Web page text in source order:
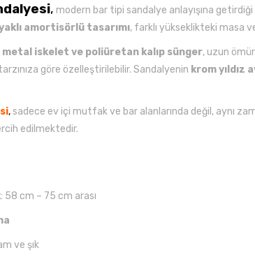
, modern bar tipi sandalye anlayışına
amortisörlü tasarımı, farklı yükseklikteki masa
metal iskelet ve poliüretan kalıp sünger, uzun
göre özelleştirilebilir. Sandalyenin krom yıldız
,sadece ev içi mutfak ve bar alanlarında değil, aynı
edilmektedir.
: 58 cm – 75 cm arası
ve şık